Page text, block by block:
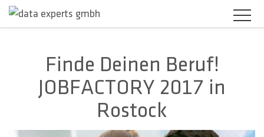
PRODUKTLÖSUNGEN
Finde Deinen Beruf!
JOBFACTORY 2017 in
Rostock